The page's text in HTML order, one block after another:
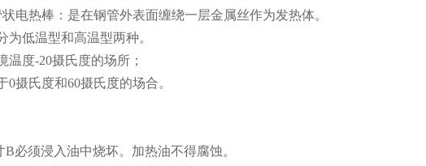
电热棒：是在钢管外表面缠绕一层金属丝作为发热体。
为低温型和高温型两种。
温度-20摄氏度的场所；
0摄氏度和60摄氏度的场合。
B必须浸入油中烧坏。加热油不得腐蚀。